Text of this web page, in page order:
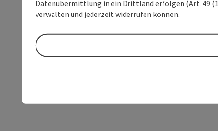
Datenübermittlung in ein Drittland erfolgen (Art. 49
verwalten und jederzeit widerrufen können.